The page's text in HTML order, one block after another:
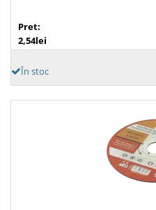
Pret:
2,54lei
În stoc